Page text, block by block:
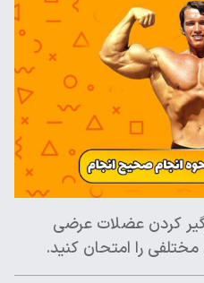
کردن عضلات عرضی
را امتحان کنید.